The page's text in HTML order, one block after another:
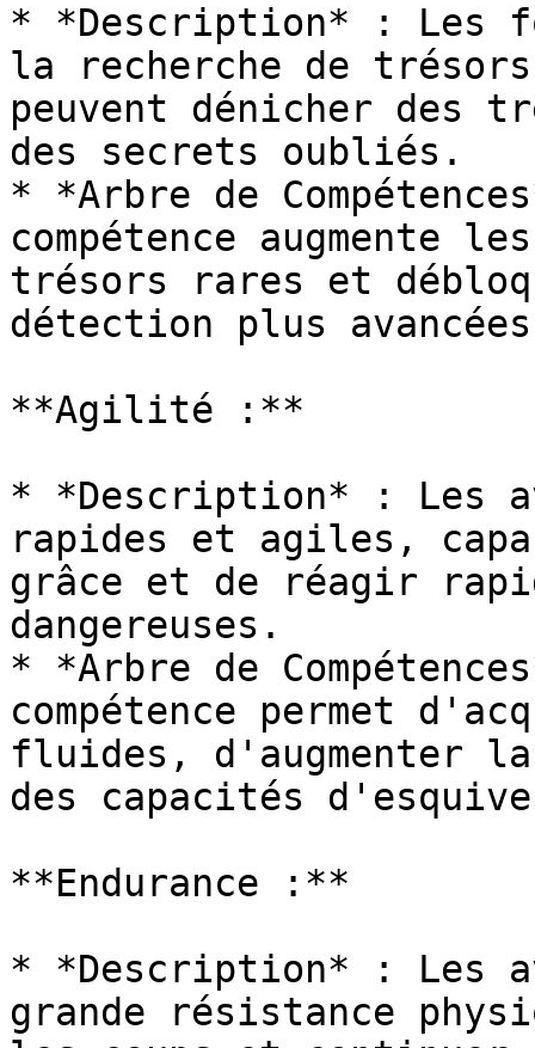
* *Description* : Les
la recherche de
peuvent dénicher des
des secrets oubliés.
* *Arbre de
compétence augmente
trésors rares et
détection plus
**Agilité :**
* *Description* : Les
rapides et agiles,
grâce et de réagir
dangereuses.
* *Arbre de
compétence permet
fluides, d'augmenter
des capacités
**Endurance :**
* *Description* : Les
grande résistance